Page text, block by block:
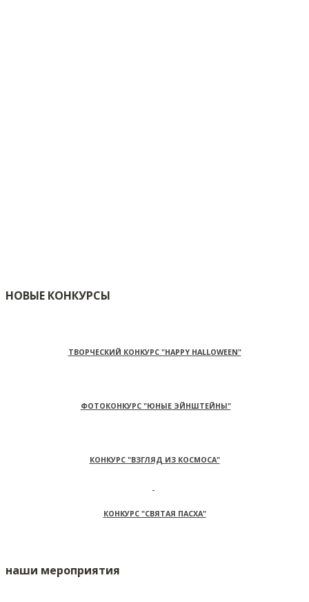
НОВЫЕ КОНКУРСЫ
ТВОРЧЕСКИЙ КОНКУРС "HAPPY HALLOWEEN"
ФОТОКОНКУРС "ЮНЫЕ ЭЙНШТЕЙНЫ"
КОНКУРС "ВЗГЛЯД ИЗ КОСМОСА"
КОНКУРС "СВЯТАЯ ПАСХА"
наши мероприятия